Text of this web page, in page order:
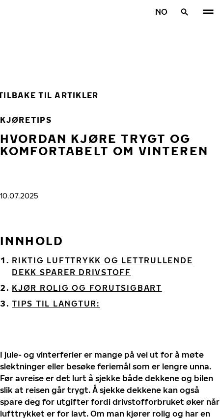
NO
TIL ARTIKLER
KJØRETIPS
HVORDAN KJØRE TRYGT OG
KOMFORTABELT OM VINTEREN
10.07.2025
INNHOLD
RIKTIG LUFTTRYKK OG LETTRULLENDE
DEKK SPARER DRIVSTOFF
KJØR ROLIG OG FORUTSIGBART
TIPS TIL LANGTUR:
I jule- og vinterferier er mange på vei ut for å møte
slektninger eller besøke feriemål som er lengre unna.
Før avreise er det lurt å sjekke både dekkene og bilen
slik at reisen går trygt. Å sjekke dekkene kan også
spare deg for utgifter fordi drivstofforbruket øker når
lufttrykket er for lavt. Om man kjører rolig og har en